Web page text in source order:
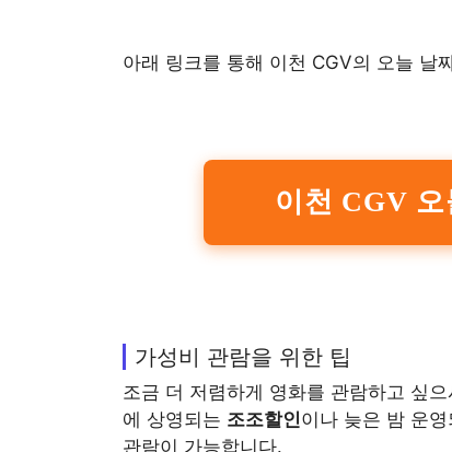
아래 링크를 통해 이천 CGV의 오늘 날
이천 CGV 오
가성비 관람을 위한 팁
조금 더 저렴하게 영화를 관람하고 싶
에 상영되는 조조할인이나 늦은 밤 운영
관람이 가능합니다.